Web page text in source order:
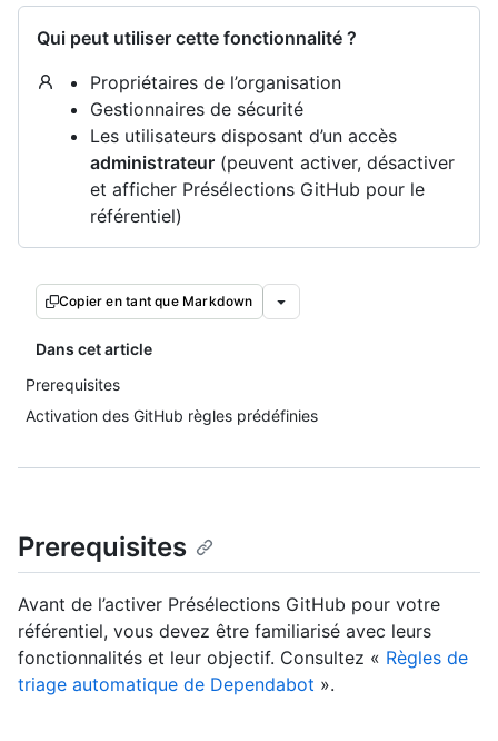
Qui peut utiliser cette fonctionnalité ?
Propriétaires de l’organisation
Gestionnaires de sécurité
Les utilisateurs disposant d’un accès
administrateur (peuvent activer, désactiver
et afficher Présélections GitHub pour le
référentiel)
Copier en tant que Markdown
Dans cet article
Prerequisites
Activation des GitHub règles prédéfinies
Prerequisites
Avant de l’activer Présélections GitHub pour votre
référentiel, vous devez être familiarisé avec leurs
fonctionnalités et leur objectif. Consultez « Règles de
triage automatique de Dependabot ».